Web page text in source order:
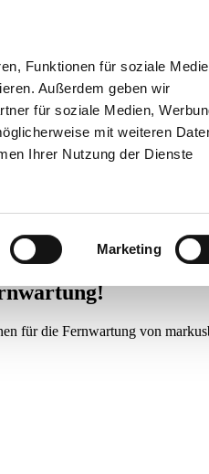
Funktionen für soziale
Außerdem geben wir
für soziale Medien,
mit weiteren
Ihrer Nutzung der Dienste
Marketing
für die Fernwartung von